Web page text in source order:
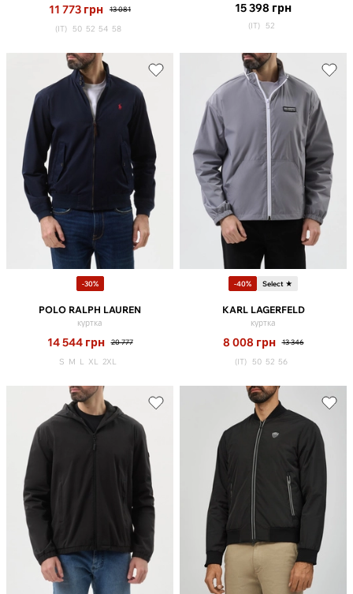
11 773 грн 13 081
(IT) 50 52 54 58
15 398 грн
(IT) 52
-30%
POLO RALPH LAUREN
куртка
14 544 грн 20 777
S M L XL 2XL
-40% Select ★
KARL LAGERFELD
куртка
8 008 грн 13 346
(IT) 50 52 56